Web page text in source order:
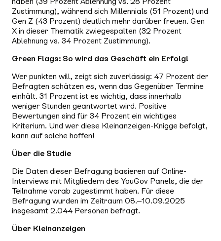
Zustimmung), während sich Millennials (51 Prozent) und
Gen Z (43 Prozent) deutlich mehr darüber freuen. Gen
X in dieser Thematik zwiegespalten (32 Prozent
Ablehnung vs. 34 Prozent Zustimmung).
Green Flags: So wird das Geschäft ein Erfolg!
Wer punkten will, zeigt sich zuverlässig: 47 Prozent der
Befragten schätzen es, wenn das Gegenüber Termine
einhält. 31 Prozent ist es wichtig, dass innerhalb
weniger Stunden geantwortet wird. Positive
Bewertungen sind für 34 Prozent ein wichtiges
Kriterium. Und wer diese Kleinanzeigen-Knigge befolgt,
kann auf solche hoffen!
Über die Studie
Die Daten dieser Befragung basieren auf Online-
Interviews mit Mitgliedern des YouGov Panels, die der
Teilnahme vorab zugestimmt haben. Für diese
Befragung wurden im Zeitraum 08.–10.09.2025
insgesamt 2.044 Personen befragt.
Über Kleinanzeigen